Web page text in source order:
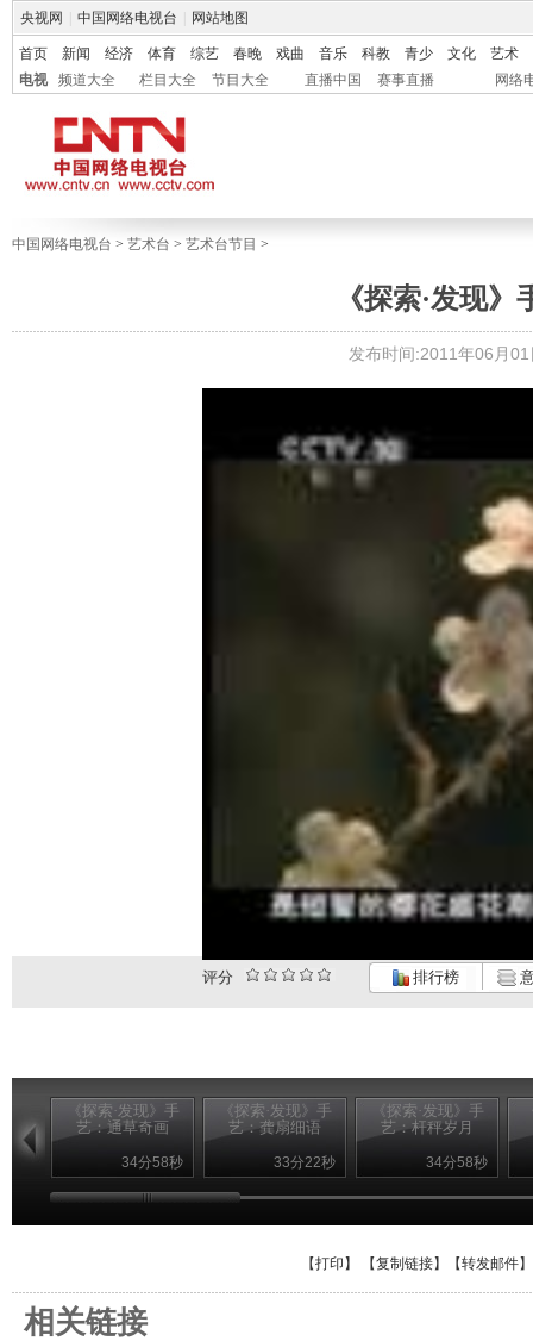
央视网 中国网络电视台 网站地图
首页 新闻 经济 体育 综艺 春晚 戏曲 音乐 科教 青少 文化
艺术
电视
频道大全 栏目大全 节目大全 直播中国 赛事直播 网络
中国网络电视台 > 艺术台 > 艺术台节目 >
《探索·发现
发布时间:2011年06月
评分 排行榜
《探索·发现》手
艺：通草奇画
34分58秒
《探索·发现》手
艺：龚扇细语
33分22秒
《探索·发现》手
艺：杆秤岁月
34分58秒
【打印 】 【复制链接】【转发邮件
相关链接